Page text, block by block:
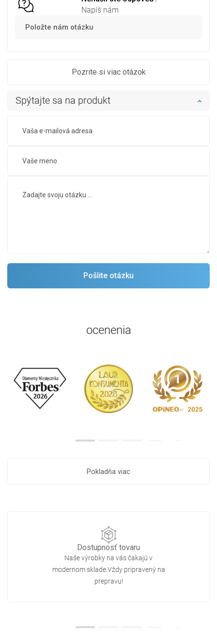
Napíš nám
Položte nám otázku
Pozrite si viac otázok
Spýtajte sa na produkt
ocenenia
Pokladňa viac
Dostupnosť tovaru
Naše výrobky na vás čakajú v
modernom sklade.Vždy pripravený na
prepravu!